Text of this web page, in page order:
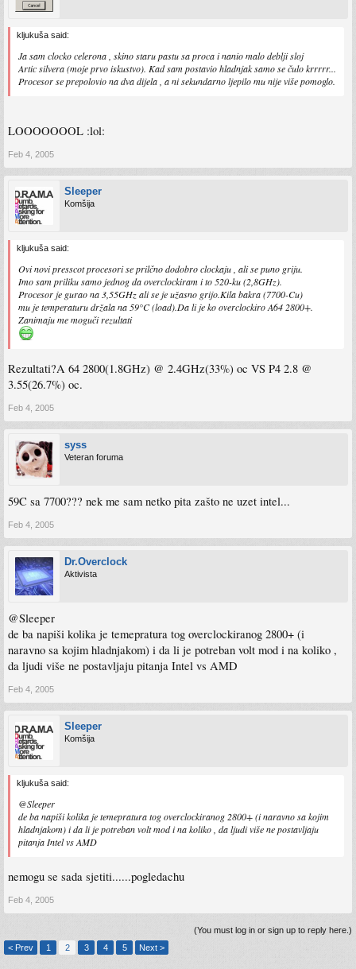
kljukuša said:
Ja sam clocko celerona , skino staru pastu sa proca i nanio malo deblji sloj
Artic silvera (moje prvo iskustvo). Kad sam postavio hladnjak samo se čulo krrrrr...
Procesor se prepolovio na dva dijela , a ni sekundarno ljepilo mu nije više pomoglo.
LOOOOOOOL :lol:
Feb 4, 2005
Sleeper
Komšija
kljukuša said:
Ovi novi presscot procesori se prilčno dodobro clockaju , ali se puno griju.
Imo sam priliku samo jednog da overclockiram i to 520-ku (2,8GHz).
Procesor je gurao na 3,55GHz ali se je užasno grijo.Kila bakra (7700-Cu)
mu je temperaturu držala na 59°C (load).Da li je ko overclockiro A64 2800+.
Zanimaju me moguči rezultati
Rezultati?A 64 2800(1.8GHz) @ 2.4GHz(33%) oc VS P4 2.8 @
3.55(26.7%) oc.
Feb 4, 2005
syss
Veteran foruma
59C sa 7700??? nek me sam netko pita zašto ne uzet intel...
Feb 4, 2005
Dr.Overclock
Aktivista
@Sleeper
de ba napiši kolika je temepratura tog overclockiranog 2800+ (i
naravno sa kojim hladnjakom) i da li je potreban volt mod i na koliko ,
da ljudi više ne postavljaju pitanja Intel vs AMD
Feb 4, 2005
Sleeper
Komšija
kljukuša said:
@Sleeper
de ba napiši kolika je temepratura tog overclockiranog 2800+ (i naravno sa kojim
hladnjakom) i da li je potreban volt mod i na koliko , da ljudi više ne postavljaju
pitanja Intel vs AMD
nemogu se sada sjetiti......pogledachu
Feb 4, 2005
(You must log in or sign up to reply here.)
< Prev
1 2 3 4 5 Next >